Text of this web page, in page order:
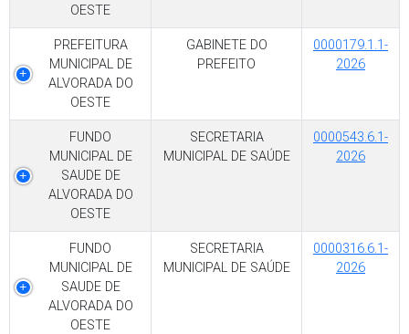
OESTE
PREFEITURA
MUNICIPAL DE
ALVORADA DO
OESTE
GABINETE DO
PREFEITO
0000179.1.1-
2026
FUNDO
MUNICIPAL DE
SAUDE DE
ALVORADA DO
OESTE
SECRETARIA
MUNICIPAL DE SAÚDE
0000543.6.1-
2026
FUNDO
MUNICIPAL DE
SAUDE DE
ALVORADA DO
OESTE
SECRETARIA
MUNICIPAL DE SAÚDE
0000316.6.1-
2026